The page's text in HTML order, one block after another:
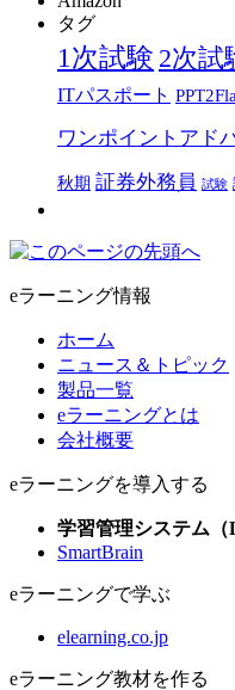
タグ
1次試験 2次試
ITパスポート
ワンポイントアド
秋期 証券外務員 試験
eラーニング情報
ホーム
ニュース＆トピック
製品一覧
eラーニングとは
会社概要
eラーニングを導入する
学習管理システム（
SmartBrain
eラーニングで学ぶ
elearning.co.jp
eラーニング教材を作る